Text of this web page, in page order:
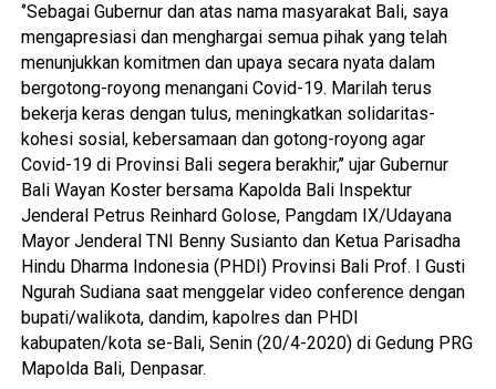
‘’Sebagai Gubernur dan atas nama masyarakat Bali, saya
mengapresiasi dan menghargai semua pihak yang telah
menunjukkan komitmen dan upaya secara nyata dalam
bergotong-royong menangani Covid-19. Marilah terus
bekerja keras dengan tulus, meningkatkan solidaritas-
kohesi sosial, kebersamaan dan gotong-royong agar
Covid-19 di Provinsi Bali segera berakhir,’’ ujar Gubernur
Bali Wayan Koster bersama Kapolda Bali Inspektur
Jenderal Petrus Reinhard Golose, Pangdam IX/Udayana
Mayor Jenderal TNI Benny Susianto dan Ketua Parisadha
Hindu Dharma Indonesia (PHDI) Provinsi Bali Prof. I Gusti
Ngurah Sudiana saat menggelar video conference dengan
bupati/walikota, dandim, kapolres dan PHDI
kabupaten/kota se-Bali, Senin (20/4-2020) di Gedung PRG
Mapolda Bali, Denpasar.